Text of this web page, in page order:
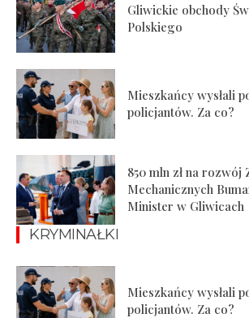
Gliwickie obchody
Polskiego
Mieszkańcy wysłali
policjantów. Za co?
850 mln zł na rozwój
Mechanicznych
Minister w Gliwicach
KRYMINAŁKI
Mieszkańcy wysłali
policjantów. Za co?